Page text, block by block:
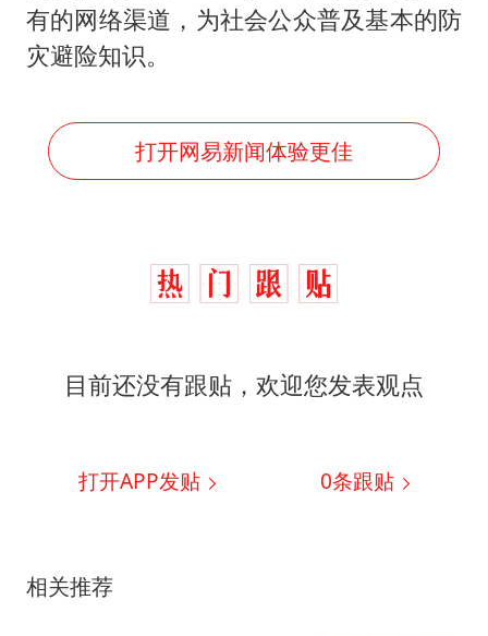
有的网络渠道，为社会公众普及基本的防
灾避险知识。
打开网易新闻体验更佳
目前还没有跟贴，欢迎您发表观点
打开APP发贴 0条跟贴
相关推荐